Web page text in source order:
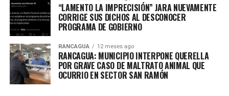
“LAMENTO LA IMPRECISIÓN” JARA NUEVAMENTE
CORRIGE SUS DICHOS AL DESCONOCER
PROGRAMA DE GOBIERNO
RANCAGUA 12 meses ago
RANCAGUA: MUNICIPIO INTERPONE QUERELLA
POR GRAVE CASO DE MALTRATO ANIMAL QUE
OCURRIO EN SECTOR SAN RAMÓN